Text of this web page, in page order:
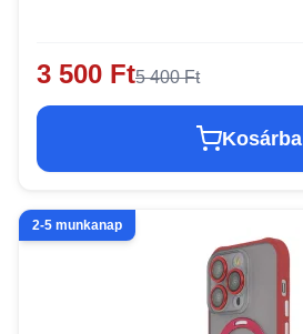
3 500 Ft5 400 Ft
Kosárba
2-5 munkanap